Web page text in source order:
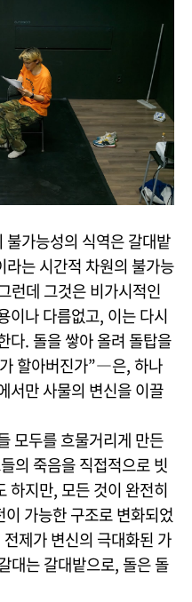
가능성의 식역은 갈대밭
는 시간적 차원의 불가능
런데 그것은 비가시적인
이나 다름없고, 이는 다시
다. 돌을 쌓아 올려 돌탑을
할아버진가”―은, 하나
서만 사물의 변신을 이끌
모두를 흐물거리게 만든
의 죽음을 직접적으로 빗
하지만, 모든 것이 완전히
이 가능한 구조로 변화되었
제가 변신의 극대화된 가
대는 갈대밭으로, 돌은 돌